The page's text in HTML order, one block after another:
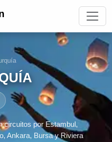
circuitos por Estambul,
Ankara, Bursa y Riviera